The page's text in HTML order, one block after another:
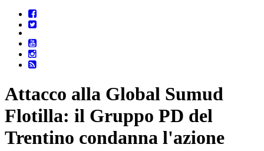
Attacco alla Global Sumud
Flotilla: il Gruppo PD del
Trentino condanna l'azione